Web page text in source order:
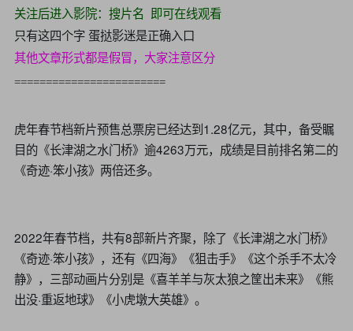
关注后进入影院：搜片名 即可在线观看
只有这四个字 蛋挞影迷是正确入口
其他文章形式都是假冒，大家注意区分
========================
虎年春节档新片预售总票房已经达到1.28亿元，其中，备受瞩
目的《长津湖之水门桥》逾4263万元，成绩是目前排名第二的
《奇迹·笨小孩》两倍还多。
2022年春节档，共有8部新片齐聚，除了《长津湖之水门桥》
《奇迹·笨小孩》，还有《四海》《狙击手》《这个杀手不太冷
静》，三部动画片分别是《喜羊羊与灰太狼之筐出未来》《熊
出没·重返地球》《小虎墩大英雄》。